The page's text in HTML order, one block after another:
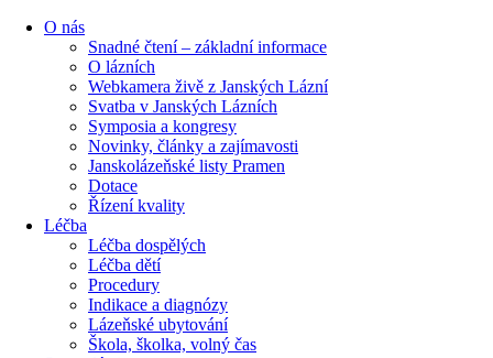
O nás
Snadné čtení – základní informace
O lázních
Webkamera živě z Janských Lázní
Svatba v Janských Lázních
Symposia a kongresy
Novinky, články a zajímavosti
Janskolázeňské listy Pramen
Dotace
Řízení kvality
Léčba
Léčba dospělých
Léčba dětí
Procedury
Indikace a diagnózy
Lázeňské ubytování
Škola, školka, volný čas